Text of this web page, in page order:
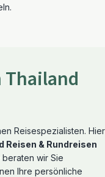
Reisespezialisten. Hier
Reisen & Rundreisen
wir Sie
Ihre persönliche